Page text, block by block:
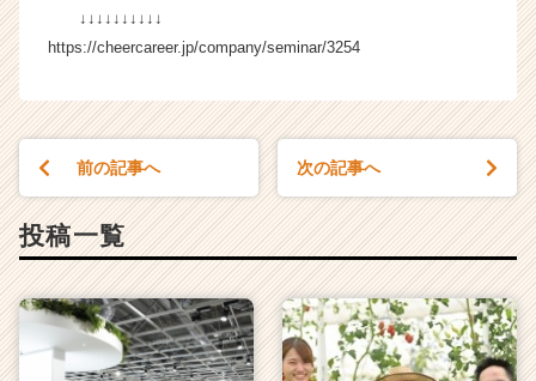
リ
（C
r
a
e
e
r）
↓↓↓↓↓↓↓↓↓↓
https://cheercareer.jp/company/seminar/3254
前の記事へ 次の記事へ
投稿一覧